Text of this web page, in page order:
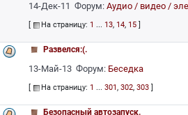
14-Дек-11 Форум:Аудио / видео /
[ На страницу: 1 ... 13, 14, 15 ]
Развелся:(.
13-Май-13 Форум: Беседка
[ На страницу: 1 ...301,302,303 ]
Безопасный автозапуск.